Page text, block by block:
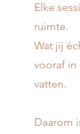
Elke
ruimte.
Wat jij
vooraf in
vatten.
Daarom